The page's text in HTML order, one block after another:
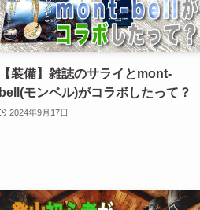
【装備】雑誌のサライとmont-
bell(モンベル)がコラボしたって？
2024年9月17日